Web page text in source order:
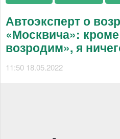
Автоэксперт о
«Москвича»:
возродим», я
11:50 18.05.2022